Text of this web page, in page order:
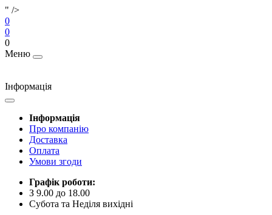
" />
0
0
0
Меню
Інформація
Інформація
Про компанію
Доставка
Оплата
Умови згоди
Графік роботи:
З 9.00 до 18.00
Субота та Неділя вихідні